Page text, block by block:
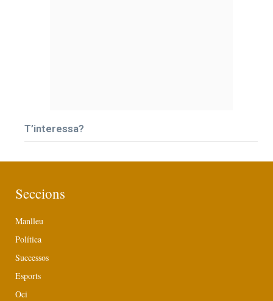
T’interessa?
Seccions
Manlleu
Política
Successos
Esports
Oci